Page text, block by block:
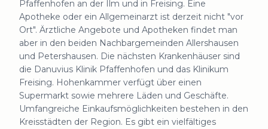
Pfaffenhofen an der Ilm und in Freising. Eine
Apotheke oder ein Allgemeinarzt ist derzeit nicht "vor
Ort". Ärztliche Angebote und Apotheken findet man
aber in den beiden Nachbargemeinden Allershausen
und Petershausen. Die nächsten Krankenhäuser sind
die Danuvius Klinik Pfaffenhofen und das Klinikum
Freising. Hohenkammer verfügt über einen
Supermarkt sowie mehrere Läden und Geschäfte.
Umfangreiche Einkaufsmöglichkeiten bestehen in den
Kreisstädten der Region. Es gibt ein vielfältiges